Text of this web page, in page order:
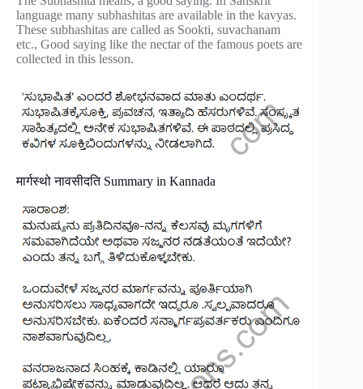
language many subhashitas are available in the kavyas.
These subhashitas are called as Sookti, suvachanam
etc., Good saying like the nectar of the famous poets are
collected in this lesson.
मार्गस्थो नावसीदति Summary in Kannada